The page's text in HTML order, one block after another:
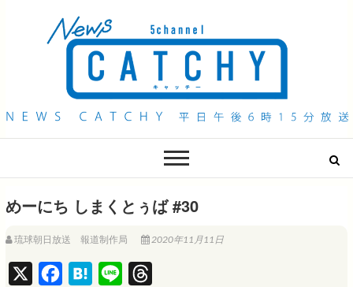
QAB NEWS Headline
めーにち しまくとぅば #30
琉球朝日放送 報道制作局 2020年11月11日
H